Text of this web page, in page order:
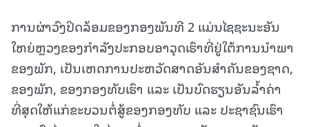
ການຜ່າວົງປິດລ້ອມຂອງກອງພັນທີ 2 ແມ່ນໄຊຊະນະອັນ
ໃຫຍ່ຫຼວງຂອງກໍາລັງປະກອບອາວຸດເຮົາທີ່ຢູ່ໃຕ້ການນຳພາ
ຂອງພັກ, ເປັນເຫດການປະຫວັດສາດອັນສຳຄັນຂອງຊາດ,
ຂອງພັກ, ຂອງກອງທັບເຮົາ ແລະ ເປັນບົດຮຽນອັນລ້ຳຄ່າ
ທີ່ສຸດໃຫ້ແກ່ຂະບວນຕໍ່ສູ້ຂອງກອງທັບ ແລະ ປະຊາຊົນເຮົາ